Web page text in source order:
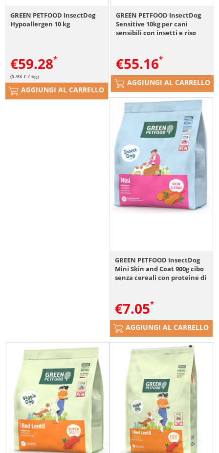
GREEN PETFOOD InsectDog
Hypoallergen 10 kg
€59.28
(5.93 € / kg)
AGGIUNGI AL CARRELLO
GREEN PETFOOD InsectDog
Sensitive 10kg per cani
sensibili con insetti e riso
€55.16
AGGIUNGI AL CARRELLO
GREEN PETFOOD InsectDog
Mini Skin and Coat 900g cibo
senza cereali con proteine di
€7.05
AGGIUNGI AL CARRELLO